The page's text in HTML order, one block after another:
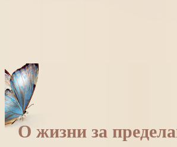
О жизни за